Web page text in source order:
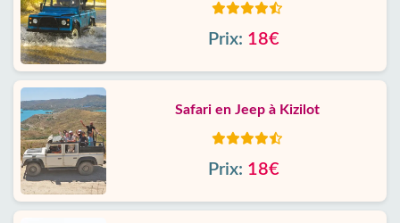
Prix: 18€
Safari en Jeep à Kizilot
Prix: 18€